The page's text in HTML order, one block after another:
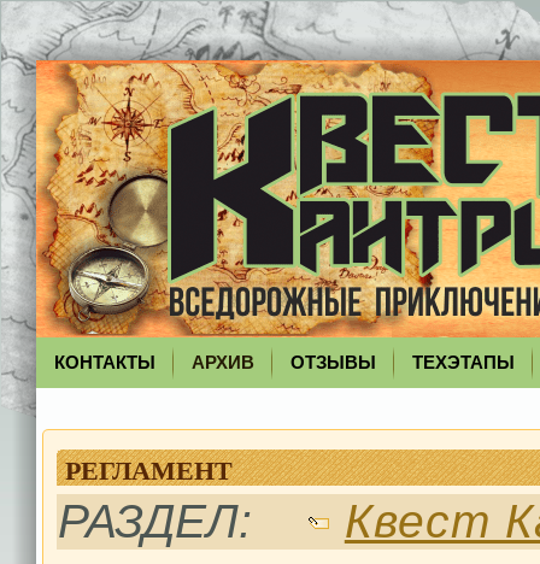
КОНТАКТЫ АРХИВ ОТЗЫВЫ ТЕХЭТАПЫ
РЕГЛАМЕНТ
РАЗДЕЛ: Квест